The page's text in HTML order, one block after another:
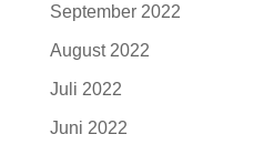
September 2022
August 2022
Juli 2022
Juni 2022